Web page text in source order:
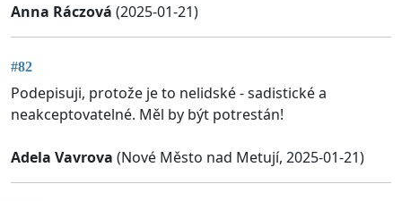
Anna Ráczová (2025-01-21)
#82
Podepisuji, protože je to nelidské - sadistické a
neakceptovatelné. Měl by být potrestán!
Adela Vavrova (Nové Město nad Metují, 2025-01-21)